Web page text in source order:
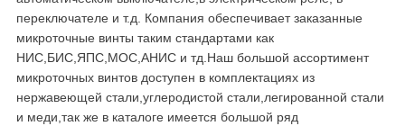
переключателе и т.д. Компания обеспечивает заказанные
микроточные винты таким стандартами как
НИС,БИС,ЯПС,МОС,АНИС и тд.Наш большой ассортимент
микроточных винтов доступен в комплектациях из
нержавеющей стали,углеродистой стали,легированной стали
и меди,так же в каталоге имеется большой ряд